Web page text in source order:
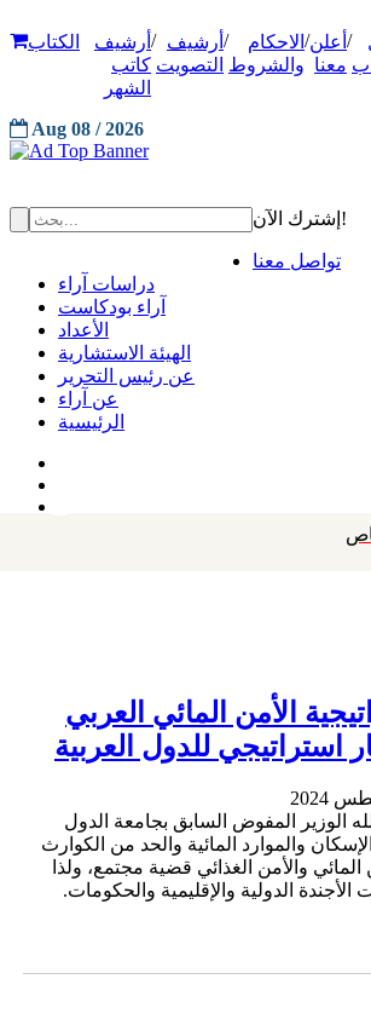
/ أعلن
معنا
/ الاحكام
والشروط
/ أرشيف
التصويت
/ أرشيف
كاتب
الشهر
الكتاب
Aug 08 / 2026
إشترك الآن!
تواصل معنا
دراسات آراء
آراء بودكاست
الأعداد
الهيئة الاستشارية
عن رئيس التحرير
عن آراء
الرئيسية
الأمن المائي العربي
استراتيجي للدول العربية
الوزير المفوض السابق بجامعة الدول
الإسكان والموارد المائية والحد من الكوارث
والأمن الغذائي قضية مجتمع، ولذا
الدولية والإقليمية والحكومات.